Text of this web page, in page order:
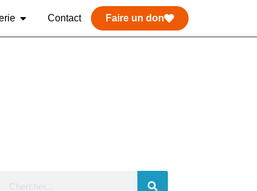
Contact Faire un don